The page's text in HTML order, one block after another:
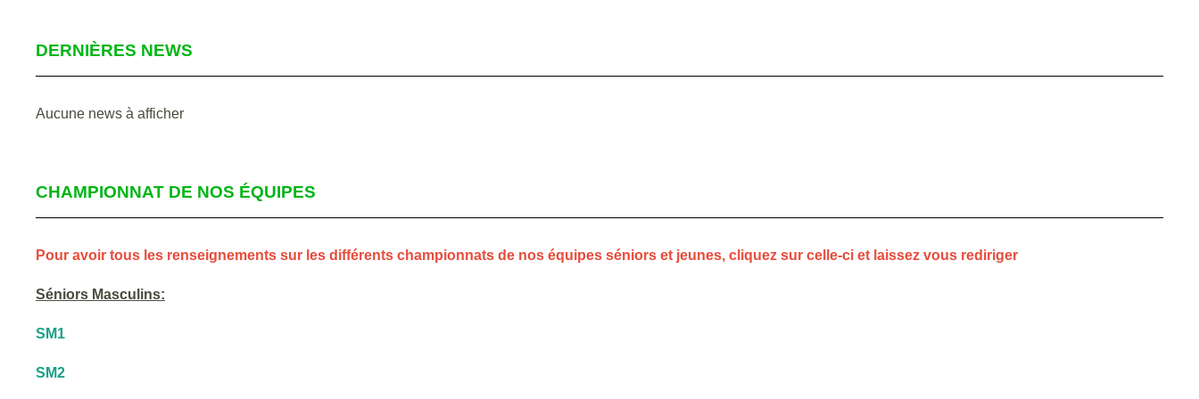
DERNIÈRES NEWS
Aucune news à afficher
CHAMPIONNAT DE NOS ÉQUIPES
Pour avoir tous les renseignements sur les différents championnats de nos équipes séniors et jeunes, cliquez sur celle-ci et laissez vous rediriger
Séniors Masculins:
SM1
SM2